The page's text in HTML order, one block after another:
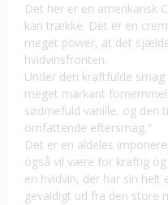
Det her er en amerikansk
kan trække. Det er en
meget power, at det
hvidvinsfronten.
Under den kraftfulde
meget markant
sødmefuld vanille, og den
omfattende eftersmag."
Det er en aldeles
også vil være for kraftig
en hvidvin, der har sin helt
gevaldigt ud fra den store